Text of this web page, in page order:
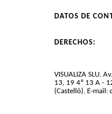
DATOS DE
DERECHOS:
VISUALIZA SLU.
13, 19 4º 13 A -
(Castelló). E-mail: